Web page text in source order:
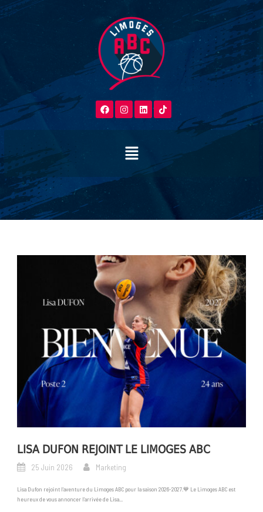
LISA DUFON REJOINT LE LIMOGES ABC
25 Juin 2026 Marketing
Lisa Dufon rejoint l’aventure du Limoges ABC pour la saison 2026-2027.💙 Le Limoges ABC est
heureux de vous annoncer l’arrivée de Lisa...